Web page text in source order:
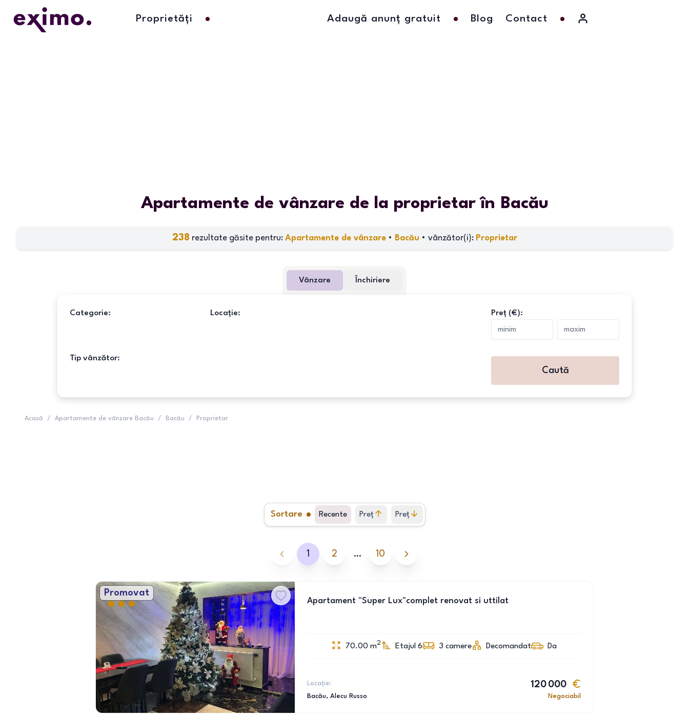
Proprietăți Adaugă anunț gratuit Blog Contact
Apartamente de vânzare de la proprietar în Bacău
238 rezultate găsite pentru: Apartamente de vânzare • Bacău • vânzător(i): Proprietar
Vânzare Închiriere
Categorie: Locație: Preț (€):
Tip vânzător:
Caută
Acasă / Apartamente de vânzare Bacău / Bacău / Proprietar
Sortare Recente Preț
crescător
Preț
descrescător
1 2 … 10
Promovat
Apartament "Super Lux"complet renovat si uttilat
70.00 m2 Etajul 6 3 camere Decomandat Da
Locație:
Bacău, Alecu Russo
120 000
Negociabil